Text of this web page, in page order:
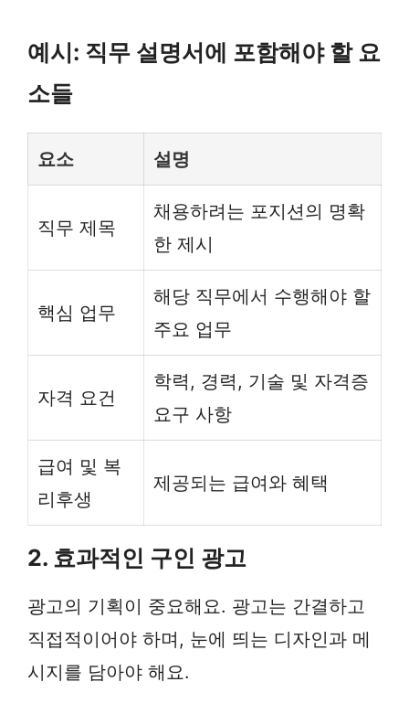
예시: 직무 설명서에 포함해야 할 요
소들
요소 설명
직무 제목
채용하려는 포지션의 명확
한 제시
핵심 업무
해당 직무에서 수행해야 할
주요 업무
자격 요건
학력, 경력, 기술 및 자격증
요구 사항
급여 및 복
리후생
제공되는 급여와 혜택
2. 효과적인 구인 광고
광고의 기획이 중요해요. 광고는 간결하고
직접적이어야 하며, 눈에 띄는 디자인과 메
시지를 담아야 해요.